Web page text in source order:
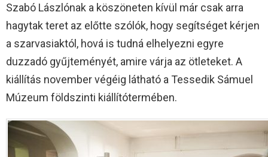
Szabó Lászlónak a köszöneten kívül már csak arra
hagytak teret az előtte szólók, hogy segítséget kérjen
a szarvasiaktól, hová is tudná elhelyezni egyre
duzzadó gyűjteményét, amire várja az ötleteket. A
kiállítás november végéig látható a Tessedik Sámuel
Múzeum földszinti kiállítótermében.